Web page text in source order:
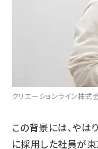
クリエーションライン株
この背景には、やは
に採用した社員が